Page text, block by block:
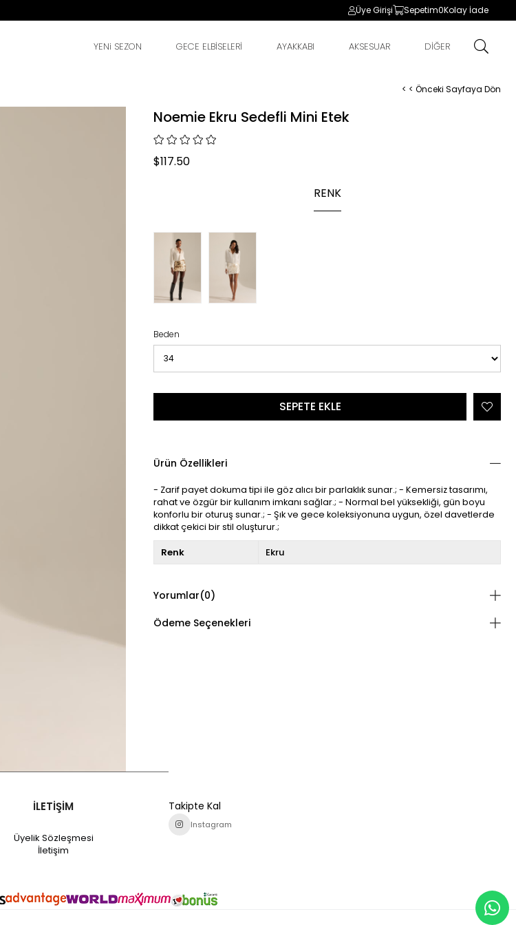
Üye Girişi Sepetim0Kolay İade
YENi SEZON GECE ELBİSELERİ AYAKKABI AKSESUAR DİĞER
< < Önceki Sayfaya Dön
Noemie Ekru Sedefli Mini Etek
$117.50
RENK
Beden
Ürün Özellikleri
- Zarif payet dokuma tipi ile göz alıcı bir parlaklık sunar.; - Kemersiz tasarımı,
rahat ve özgür bir kullanım imkanı sağlar.; - Normal bel yüksekliği, gün boyu
konforlu bir oturuş sunar.; - Şık ve gece koleksiyonuna uygun, özel davetlerde
dikkat çekici bir stil oluşturur.;
Renk Ekru
Yorumlar(0)
Ödeme Seçenekleri
İLETİŞİM
Üyelik Sözleşmesi
İletişim
Takipte Kal
Instagram